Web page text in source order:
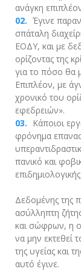
ανάγκη
Έγινε
σπάταλη
ΕΟΔΥ, και με
ορίζοντας της
για το πόσο θα
Επιπλέον, με
χρονικό του
εφεδρειών».
Κάποιοι
φρόνημα
πανικό και
Δεδομένης της
ασύλληπτη
και σώφρων, η
να μην εκτεθεί
της υγείας και
αυτό έγινε.